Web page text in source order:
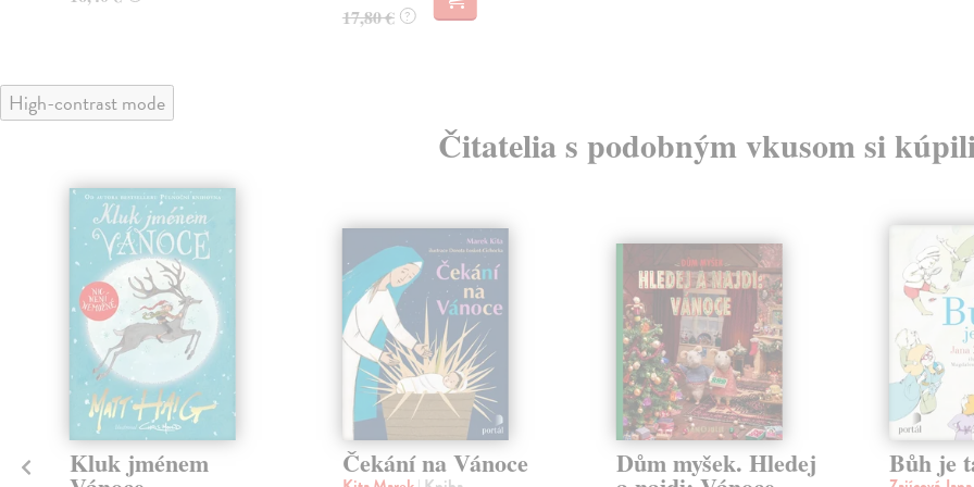
17,80 € ?
High-contrast mode
Čitatelia s podobným vkusom si
Kluk jménem Čekání na Vánoce Dům myšek. Hledej Bůh je